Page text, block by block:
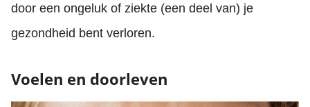
door een ongeluk of ziekte (een deel van) je
gezondheid bent verloren.
Voelen en doorleven